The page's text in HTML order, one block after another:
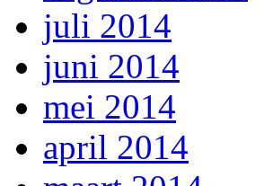
juli 2014
juni 2014
mei 2014
april 2014